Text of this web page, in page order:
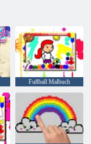
Fußball Malbuch